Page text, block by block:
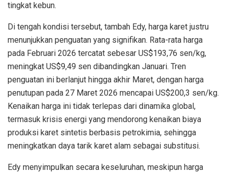
tingkat kebun.
Di tengah kondisi tersebut, tambah Edy, harga karet justru
menunjukkan penguatan yang signifikan. Rata-rata harga
pada Februari 2026 tercatat sebesar US$193,76 sen/kg,
meningkat US$9,49 sen dibandingkan Januari. Tren
penguatan ini berlanjut hingga akhir Maret, dengan harga
penutupan pada 27 Maret 2026 mencapai US$200,3 sen/kg.
Kenaikan harga ini tidak terlepas dari dinamika global,
termasuk krisis energi yang mendorong kenaikan biaya
produksi karet sintetis berbasis petrokimia, sehingga
meningkatkan daya tarik karet alam sebagai substitusi.
Edy menyimpulkan secara keseluruhan, meskipun harga